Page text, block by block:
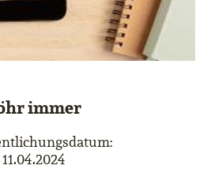
immer
11.04.2024